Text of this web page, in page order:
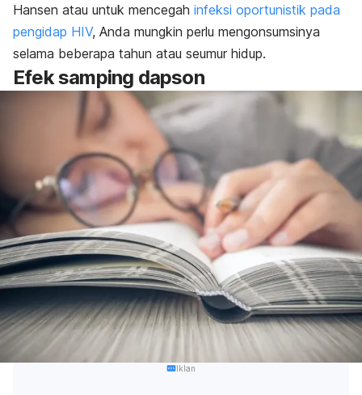
Hansen atau untuk mencegah infeksi oportunistik pada
pengidap HIV, Anda mungkin perlu mengonsumsinya
selama beberapa tahun atau seumur hidup.
Efek samping dapson
Iklan